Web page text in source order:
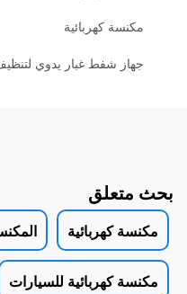
مكنسة كهربائية
جهاز شفط غبار يدوي
بحث متعلق
مكنسة كهربائية
مكنسة كهربائية للسيارات